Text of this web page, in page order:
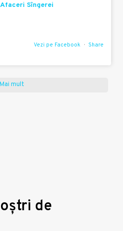
Sîngerei
Vezi pe Facebook Share
Mai mult
de